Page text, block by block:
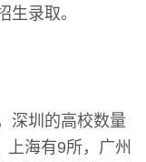
生录取。
深圳的高校数量
上海有9所，广州